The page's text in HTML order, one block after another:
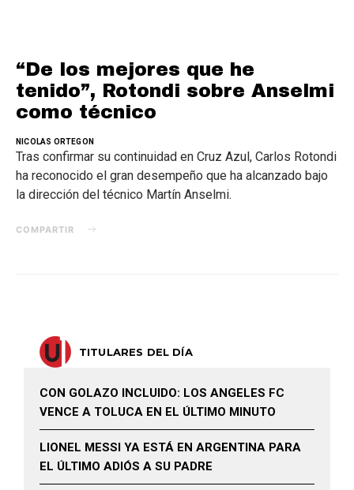
“De los mejores que he
tenido”, Rotondi sobre Anselmi
como técnico
NICOLAS ORTEGON
Tras confirmar su continuidad en Cruz Azul, Carlos Rotondi
ha reconocido el gran desempeño que ha alcanzado bajo
la dirección del técnico Martín Anselmi.
COMPARTIR
TITULARES DEL DÍA
CON GOLAZO INCLUIDO: LOS ANGELES FC
VENCE A TOLUCA EN EL ÚLTIMO MINUTO
LIONEL MESSI YA ESTÁ EN ARGENTINA PARA
EL ÚLTIMO ADIÓS A SU PADRE